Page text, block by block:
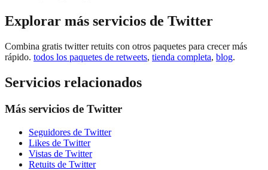
Explorar más servicios de Twitter
Combina gratis twitter retuits con otros paquetes para crecer más
rápido. todos los paquetes de retweets, tienda completa, blog.
Servicios relacionados
Más servicios de Twitter
Seguidores de Twitter
Likes de Twitter
Vistas de Twitter
Retuits de Twitter